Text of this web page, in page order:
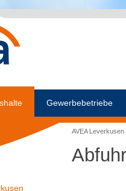
Gewerbebetriebe
AVEA Leverkusen